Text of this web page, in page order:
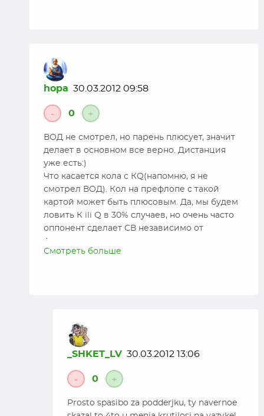
hopa 30.03.2012 09:58
- 0 +
ВОД не смотрел, но парень плюсует, значит
делает в основном все верно. Дистанция
уже есть:)
Что касается кола с КQ(напомню, я не
смотрел ВОД). Кол на префлопе с такой
картой может быть плюсовым. Да, мы будем
ловить К ili Q в 30% случаев, но очень часто
оппонент сделает СВ независимо от
флопа+есть вероятность того, что опп
запушит с парой ниже, чем К Q(в случае
комментировать видео сложно(по себе
знаю). Это со стороны выглядит, мол, как
подумал, так и сказал, а на самом деле все
труднее… Это показатель…
P.S.: если кому то не ясно, почему автор
Смотреть больше
_SHKET_LV 30.03.2012 13:06
- 0 +
Prosto spasibo za podderjku, ty navernoe